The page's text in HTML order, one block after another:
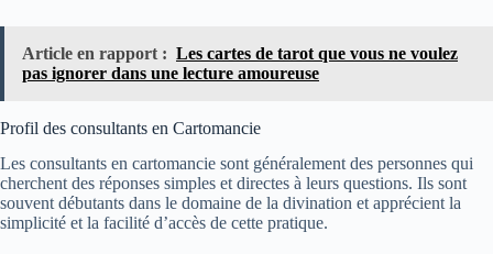
Article en rapport : Les cartes de tarot que vous ne voulez
pas ignorer dans une lecture amoureuse
Profil des consultants en Cartomancie
Les consultants en cartomancie sont généralement des personnes qui
cherchent des réponses simples et directes à leurs questions. Ils sont
souvent débutants dans le domaine de la divination et apprécient la
simplicité et la facilité d’accès de cette pratique.